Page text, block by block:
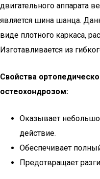
двигательного аппарата
является шина шанца.
виде плотного каркаса,
Изготавливается из
Свойства
остеохондрозом:
Оказывает
действие.
Обеспечивает
Предотвращает